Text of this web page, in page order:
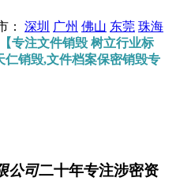
： 深圳 广州 佛山 东莞 珠海
【专注文件销毁 树立行业标
销毁,文件档案保密销毁专
公司二十年专注涉密资